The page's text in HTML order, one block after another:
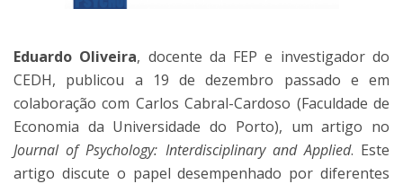
Eduardo Oliveira, docente da FEP e investigador do
CEDH, publicou a 19 de dezembro passado e em
colaboração com Carlos Cabral-Cardoso (Faculdade de
Economia da Universidade do Porto), um artigo no
Journal of Psychology: Interdisciplinary and Applied. Este
artigo discute o papel desempenhado por diferentes